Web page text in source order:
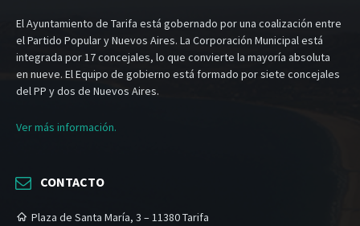
El Ayuntamiento de Tarifa está gobernado por una coalización entre
el Partido Popular y Nuevos Aires. La Corporación Municipal está
integrada por 17 concejales, lo que convierte la mayoría absoluta
en nueve. El Equipo de gobierno está formado por siete concejales
del PP y dos de Nuevos Aires.
Ver más información.
CONTACTO
Plaza de Santa María, 3 – 11380 Tarifa